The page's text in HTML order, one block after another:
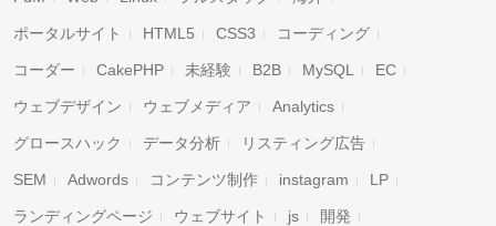
ポータルサイト HTML5 CSS3 コーディング
コーダー CakePHP 未経験 B2B MySQL EC
ウェブデザイン ウェブメディア Analytics
グロースハック データ分析 リスティング広告
SEM Adwords コンテンツ制作 instagram LP
ランディングページ ウェブサイト js 開発